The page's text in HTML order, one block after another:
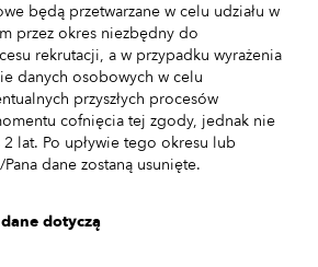
będą przetwarzane w celu udziału w
przez okres niezbędny do
rekrutacji, a w przypadku wyrażenia
danych osobowych w celu
przyszłych procesów
cofnięcia tej zgody, jednak nie
2 lat. Po upływie tego okresu lub
dane zostaną usunięte.
dotyczą